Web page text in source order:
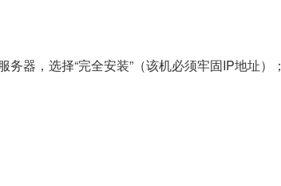
器，选择“完全安装”（该机必须牢固IP地址）；